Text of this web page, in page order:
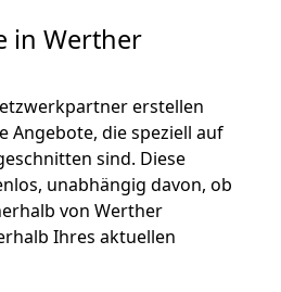
in Werther
erstellen
Angebote, die speziell auf
sind. Diese
unabhängig davon, ob
von Werther
Ihres aktuellen